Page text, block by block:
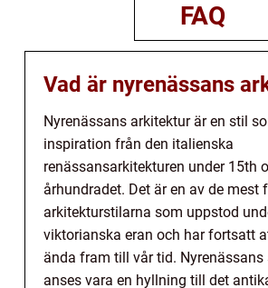
FAQ
Vad är nyrenässans
Nyrenässans arkitektur är en stil
inspiration från den italienska
renässansarkitekturen under 15th
århundradet. Det är en av de mest
arkitekturstilarna som uppstod
viktorianska eran och har fortsatt
ända fram till vår tid. Nyrenässans
anses vara en hyllning till det